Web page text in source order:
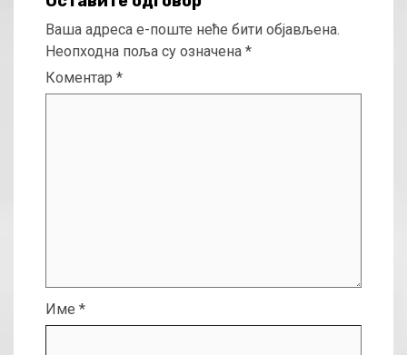
Ваша адреса е-поште неће бити објављена.
Неопходна поља су означена *
Коментар *
Име *